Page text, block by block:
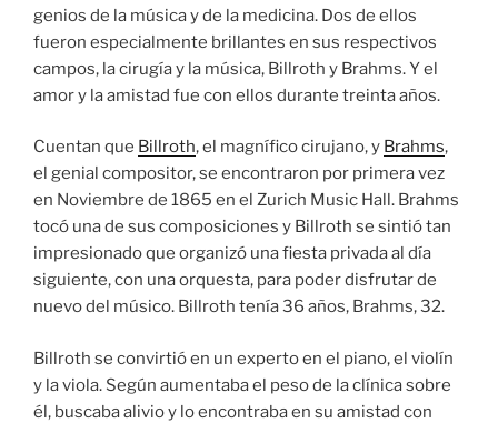
genios de la música y de la medicina. Dos de ellos
fueron especialmente brillantes en sus respectivos
campos, la cirugía y la música, Billroth y Brahms. Y el
amor y la amistad fue con ellos durante treinta años.
Cuentan que Billroth, el magnífico cirujano, y Brahms,
el genial compositor, se encontraron por primera vez
en Noviembre de 1865 en el Zurich Music Hall. Brahms
tocó una de sus composiciones y Billroth se sintió tan
impresionado que organizó una fiesta privada al día
siguiente, con una orquesta, para poder disfrutar de
nuevo del músico. Billroth tenía 36 años, Brahms, 32.
Billroth se convirtió en un experto en el piano, el violín
y la viola. Según aumentaba el peso de la clínica sobre
él, buscaba alivio y lo encontraba en su amistad con